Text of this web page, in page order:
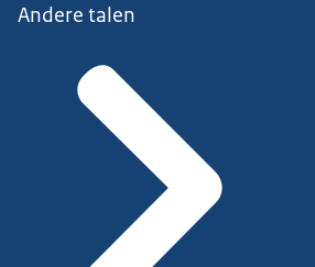
Andere talen